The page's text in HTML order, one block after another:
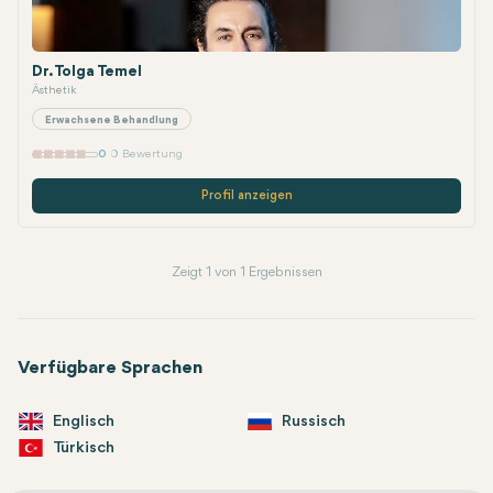
Dr. Tolga Temel
Ästhetik
Erwachsene Behandlung
0 0 Bewertung
Profil anzeigen
Zeigt 1 von 1 Ergebnissen
Verfügbare Sprachen
Englisch
Russisch
Türkisch